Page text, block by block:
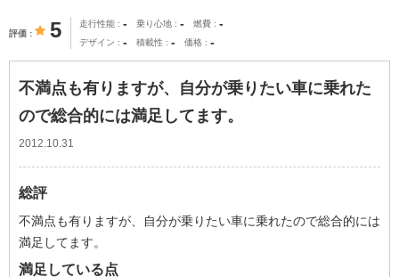
評価 5 走行性能 - 乗り心地 - 燃費 -
デザイン - 積載性 - 価格 -
不満点も有りますが、自分が乗りたい車に乗れた
ので総合的には満足してます。
2012.10.31
総評
不満点も有りますが、自分が乗りたい車に乗れたので総合的には
満足してます。
満足している点